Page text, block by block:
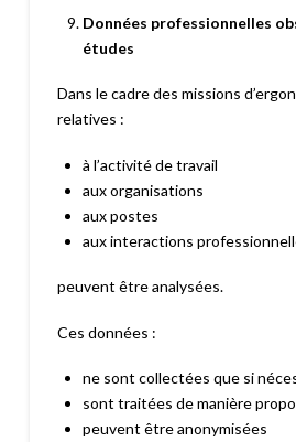
Données professionnelles
études
Dans le cadre des missions
relatives :
à l’activité de travail
aux organisations
aux postes
aux interactions
peuvent être analysées.
Ces données :
ne sont collectées que si
sont traitées de manière
peuvent être anonymisées